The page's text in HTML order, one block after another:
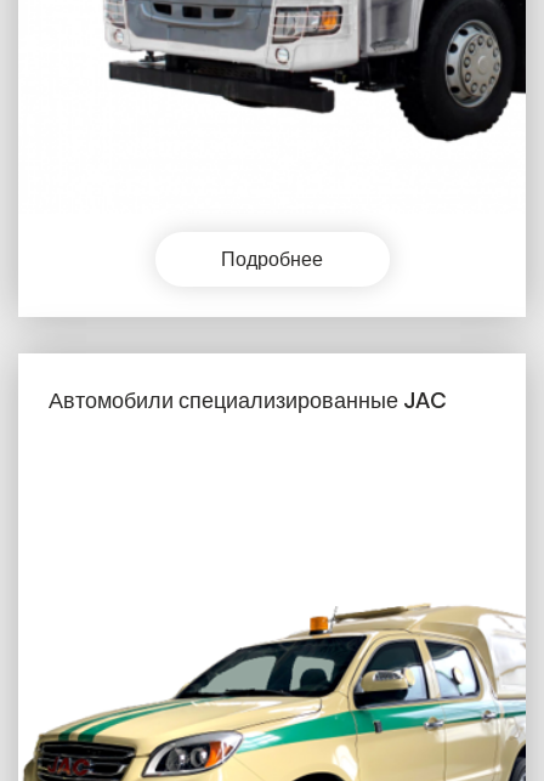
Подробнее
Автомобили специализированные JAC